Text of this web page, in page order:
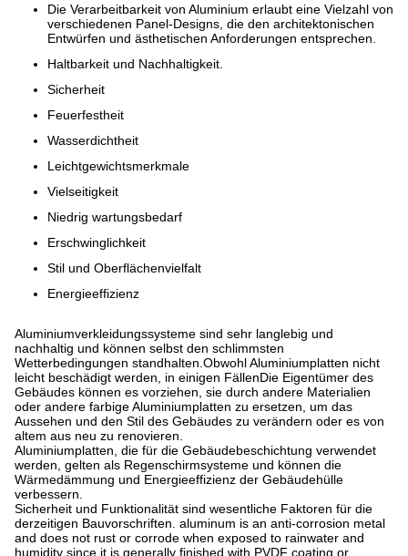
Die Verarbeitbarkeit von Aluminium erlaubt eine Vielzahl von
verschiedenen Panel-Designs, die den architektonischen
Entwürfen und ästhetischen Anforderungen entsprechen.
Haltbarkeit und Nachhaltigkeit.
Sicherheit
Feuerfestheit
Wasserdichtheit
Leichtgewichtsmerkmale
Vielseitigkeit
Niedrig wartungsbedarf
Erschwinglichkeit
Stil und Oberflächenvielfalt
Energieeffizienz
Aluminiumverkleidungssysteme sind sehr langlebig und
nachhaltig und können selbst den schlimmsten
Wetterbedingungen standhalten.Obwohl Aluminiumplatten nicht
leicht beschädigt werden, in einigen FällenDie Eigentümer des
Gebäudes können es vorziehen, sie durch andere Materialien
oder andere farbige Aluminiumplatten zu ersetzen, um das
Aussehen und den Stil des Gebäudes zu verändern oder es von
altem aus neu zu renovieren.
Aluminiumplatten, die für die Gebäudebeschichtung verwendet
werden, gelten als Regenschirmsysteme und können die
Wärmedämmung und Energieeffizienz der Gebäudehülle
verbessern.
Sicherheit und Funktionalität sind wesentliche Faktoren für die
derzeitigen Bauvorschriften. aluminum is an anti-corrosion metal
and does not rust or corrode when exposed to rainwater and
humidity since it is generally finished with PVDF coating or